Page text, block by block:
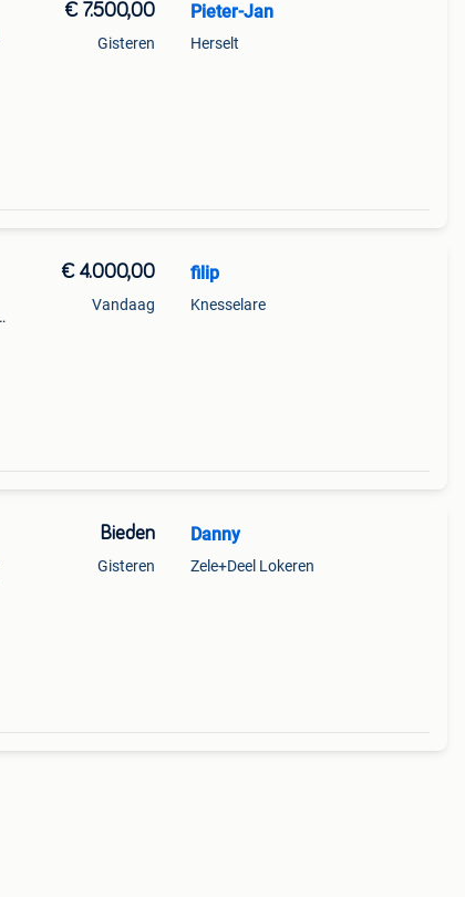
€ 7.500,00
Gisteren
Pieter-Jan
Herselt
€ 4.000,00
Vandaag
filip
Knesselare
Bieden
Gisteren
Danny
Zele+Deel Lokeren